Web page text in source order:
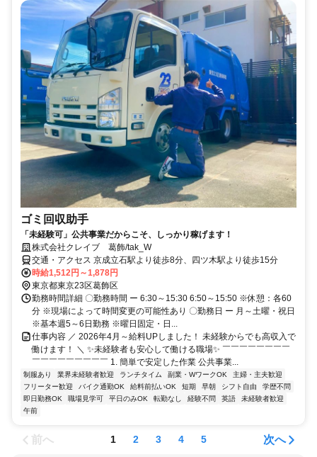
ゴミ回収助手
「未経験可」公共事業だからこそ、しっかり稼げます！
株式会社クレイブ 葛飾/tak_W
交通・アクセス 京成立石駅より徒歩8分、四ツ木駅より徒歩15分
時給1,512円～1,878円
東京都東京23区葛飾区
勤務時間詳細 〇勤務時間 ー 6:30～15:30 6:50～15:50 ※休憩：各60
分 ※現場によって時間変更の可能性あり 〇勤務日 ー 月～土曜・祝日
※基本週5～6日勤務 ※曜日固定・日...
仕事内容 ／ 2026年4月～給料UPしました！ 未経験からでも高収入で
働けます！ ＼ ✨未経験者も安心して働ける職場✨ ￣￣￣￣￣￣￣￣
￣￣￣￣￣￣￣￣￣ 1. 簡単で安定した作業 公共事業...
制服あり 業界未経験者歓迎 ランチタイム 副業・WワークOK
主婦・主夫歓迎
フリーター歓迎
バイク通勤OK 給料前払いOK 短期 早朝 シフト自由
学歴不問
即日勤務OK
職場見学可 平日のみOK 転勤なし 経験不問 英語
未経験者歓迎
午前
前へ 1 2 3 4 5 次へ